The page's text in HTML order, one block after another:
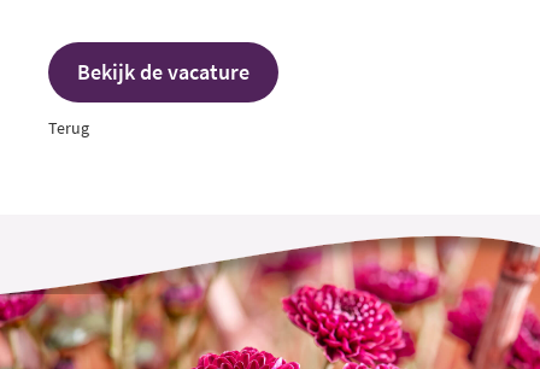
Bekijk de vacature
Terug